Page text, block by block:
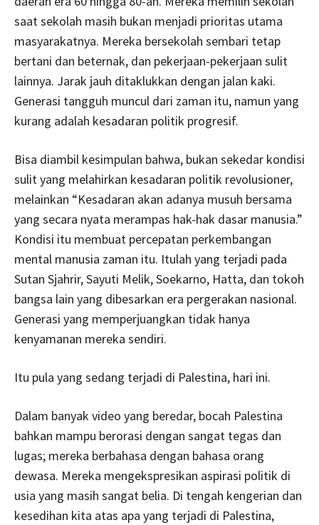
saat sekolah masih bukan menjadi prioritas utama
masyarakatnya. Mereka bersekolah sembari tetap
bertani dan beternak, dan pekerjaan-pekerjaan sulit
lainnya. Jarak jauh ditaklukkan dengan jalan kaki.
Generasi tangguh muncul dari zaman itu, namun yang
kurang adalah kesadaran politik progresif.
Bisa diambil kesimpulan bahwa, bukan sekedar kondisi
sulit yang melahirkan kesadaran politik revolusioner,
melainkan “Kesadaran akan adanya musuh bersama
yang secara nyata merampas hak-hak dasar manusia.”
Kondisi itu membuat percepatan perkembangan
mental manusia zaman itu. Itulah yang terjadi pada
Sutan Sjahrir, Sayuti Melik, Soekarno, Hatta, dan tokoh
bangsa lain yang dibesarkan era pergerakan nasional.
Generasi yang memperjuangkan tidak hanya
kenyamanan mereka sendiri.
Itu pula yang sedang terjadi di Palestina, hari ini.
Dalam banyak video yang beredar, bocah Palestina
bahkan mampu berorasi dengan sangat tegas dan
lugas; mereka berbahasa dengan bahasa orang
dewasa. Mereka mengekspresikan aspirasi politik di
usia yang masih sangat belia. Di tengah kengerian dan
kesedihan kita atas apa yang terjadi di Palestina,